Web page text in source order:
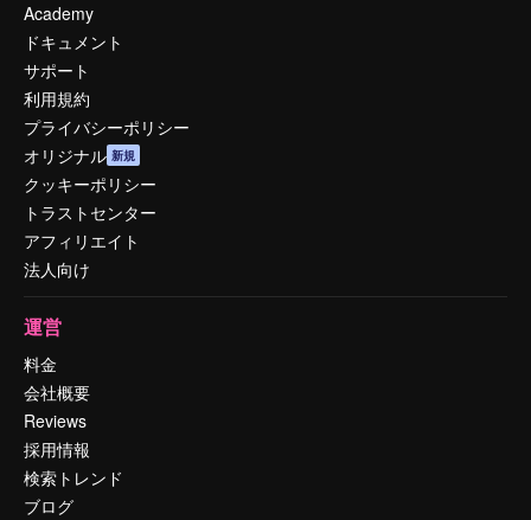
Academy
ドキュメント
サポート
利用規約
プライバシーポリシー
オリジナル 新規
クッキーポリシー
トラストセンター
アフィリエイト
法人向け
運営
料金
会社概要
Reviews
採用情報
検索トレンド
ブログ